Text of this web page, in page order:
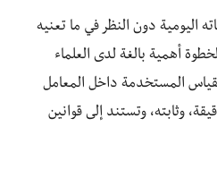
اليومية دون النظر في ما تعنيه
أهمية بالغة لدى العلماء
المستخدمة داخل المعامل
وثابته، وتستند إلى قوانين